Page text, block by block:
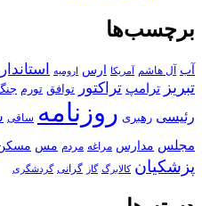
برچسب‌ها
آب آل هاشم آمریکا ارس ارومیه استاندار
تبریز ترامپ تراکتور توافق تورم
رئیسی رهبری روزنامه ساقی
مجلس مدارس مراغه مردم مس
پزشکیان کالابرگ گاز گرانی گردشگری